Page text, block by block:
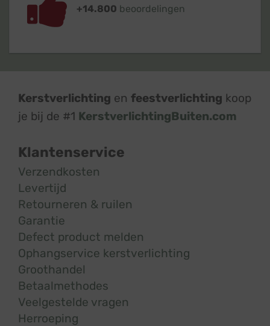
+14.800 beoordelingen
Kerstverlichting en feestverlichting koop
je bij de #1 KerstverlichtingBuiten.com
Klantenservice
Verzendkosten
Levertijd
Retourneren & ruilen
Garantie
Defect product melden
Ophangservice kerstverlichting
Groothandel
Betaalmethodes
Veelgestelde vragen
Herroeping